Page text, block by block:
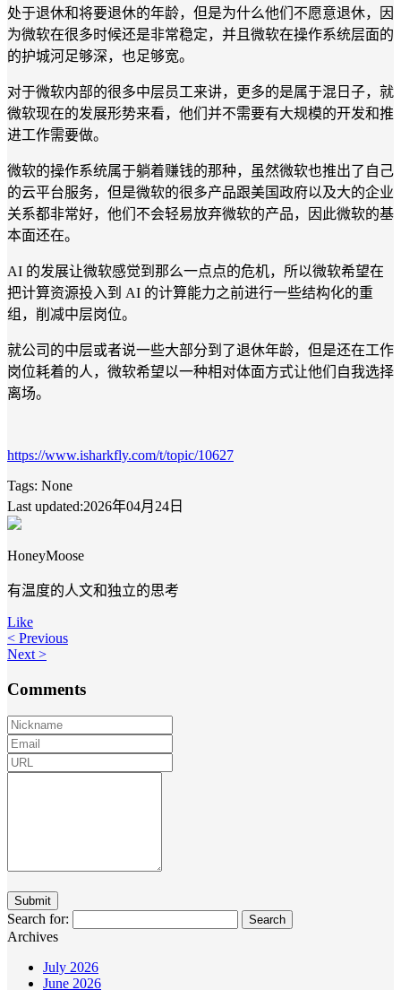
处于退休和将要退休的年龄，但是为什么他们不愿意退休，因
为微软在很多时候还是非常稳定，并且微软在操作系统层面的
的护城河足够深，也足够宽。
对于微软内部的很多中层员工来讲，更多的是属于混日子，就
微软现在的发展形势来看，他们并不需要有大规模的开发和推
进工作需要做。
微软的操作系统属于躺着赚钱的那种，虽然微软也推出了自己
的云平台服务，但是微软的很多产品跟美国政府以及大的企业
关系都非常好，他们不会轻易放弃微软的产品，因此微软的基
本面还在。
AI 的发展让微软感觉到那么一点点的危机，所以微软希望在
把计算资源投入到 AI 的计算能力之前进行一些结构化的重
组，削减中层岗位。
就公司的中层或者说一些大部分到了退休年龄，但是还在工作
岗位耗着的人，微软希望以一种相对体面方式让他们自我选择
离场。
https://www.isharkfly.com/t/topic/10627
Tags: None
Last updated:2026年04月24日
HoneyMoose
有温度的人文和独立的思考
Like
< Previous
Next >
Comments
Search for:
Archives
July 2026
June 2026